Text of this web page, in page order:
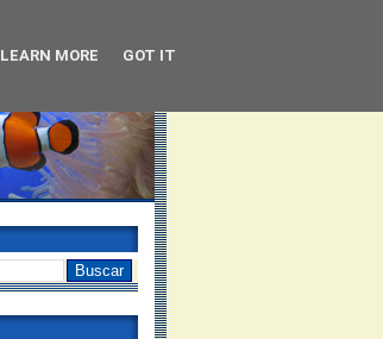
LEARN MORE GOT IT